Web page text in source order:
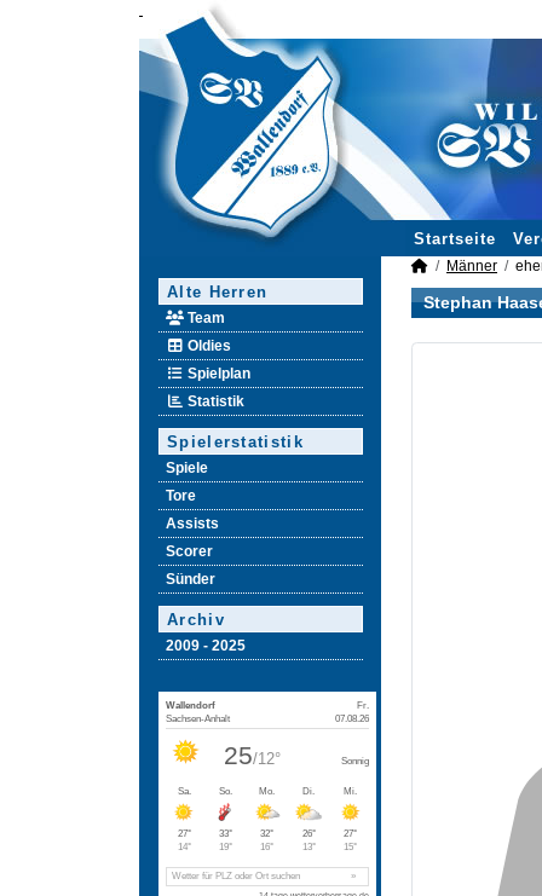
Startseite
Alte Herren
Team
Oldies
Spielplan
Statistik
Spielerstatistik
Spiele
Tore
Assists
Scorer
Sünder
Archiv
2009 - 2025
Männer
Stephan